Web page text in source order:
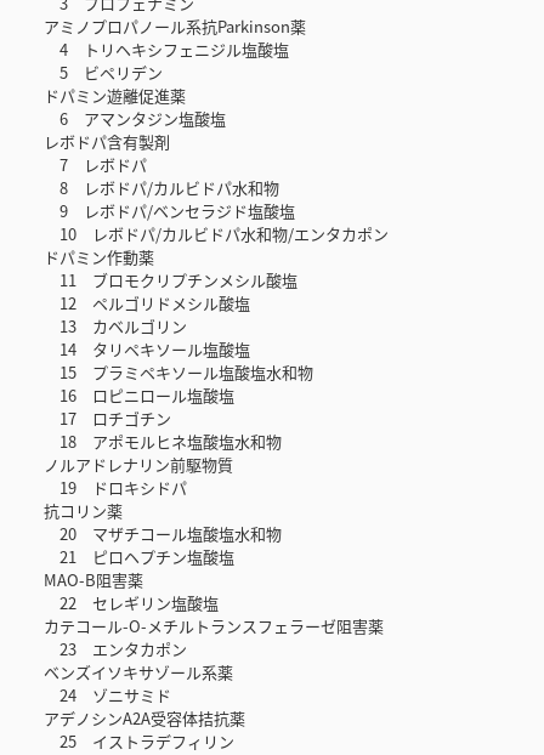
アミノプロパノール系抗Parkinson薬
4 トリヘキシフェニジル塩酸塩
5 ビペリデン
ドパミン遊離促進薬
6 アマンタジン塩酸塩
レボドパ含有製剤
7 レボドパ
8 レボドパ/カルビドパ水和物
9 レボドパ/ベンセラジド塩酸塩
10 レボドパ/カルビドパ水和物/エンタカポン
ドパミン作動薬
11 ブロモクリプチンメシル酸塩
12 ペルゴリドメシル酸塩
13 カベルゴリン
14 タリペキソール塩酸塩
15 プラミペキソール塩酸塩水和物
16 ロピニロール塩酸塩
17 ロチゴチン
18 アポモルヒネ塩酸塩水和物
ノルアドレナリン前駆物質
19 ドロキシドパ
抗コリン薬
20 マザチコール塩酸塩水和物
21 ピロヘプチン塩酸塩
MAO-B阻害薬
22 セレギリン塩酸塩
カテコール-O-メチルトランスフェラーゼ阻害薬
23 エンタカポン
ベンズイソキサゾール系薬
24 ゾニサミド
アデノシンA2A受容体拮抗薬
25 イストラデフィリン